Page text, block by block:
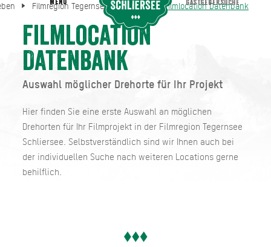
Filmregion Tegernsee Schliersee Filmlocation Datenbank
Filmlocation
Datenbank
Auswahl möglicher Drehorte für Ihr Projekt
Hier finden Sie eine erste Auswahl an möglichen
Drehorten für Ihr Filmprojekt in der Filmregion Tegernsee
Schliersee. Selbstverständlich sind wir Ihnen auch bei
der individuellen Suche nach weiteren Locations gerne
behilflich.
Filmregion Tegernsee Schliersee Filmlocation Datenbank
MENU GASTGEBERSUCHE